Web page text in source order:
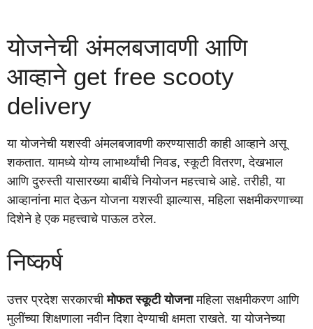
योजनेची अंमलबजावणी आणि
आव्हाने get free scooty
delivery
या योजनेची यशस्वी अंमलबजावणी करण्यासाठी काही आव्हाने असू
शकतात. यामध्ये योग्य लाभार्थ्यांची निवड, स्कूटी वितरण, देखभाल
आणि दुरुस्ती यासारख्या बाबींचे नियोजन महत्त्वाचे आहे. तरीही, या
आव्हानांना मात देऊन योजना यशस्वी झाल्यास, महिला सक्षमीकरणाच्या
दिशेने हे एक महत्त्वाचे पाऊल ठरेल.
निष्कर्ष
उत्तर प्रदेश सरकारचीमोफत स्कूटी योजनामहिला सक्षमीकरण आणि
मुलींच्या शिक्षणाला नवीन दिशा देण्याची क्षमता राखते. या योजनेच्या